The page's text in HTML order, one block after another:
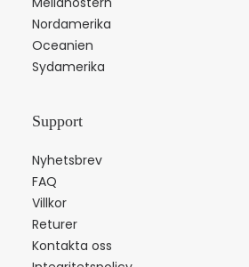
Nordamerika
Oceanien
Sydamerika
Support
Nyhetsbrev
FAQ
Villkor
Returer
Kontakta oss